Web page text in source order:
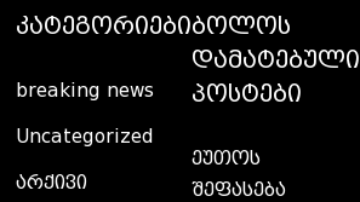
ᲙᲐᲢᲔᲒᲝᲠᲘᲔᲑᲘ
breaking news
Uncategorized
არქივი
ᲑᲝᲚᲝᲡ
ᲓᲐᲛᲐᲢᲔᲑᲣᲚᲘ
ᲞᲝᲡᲢᲔᲑᲘ
ეუთოს
შეფასება